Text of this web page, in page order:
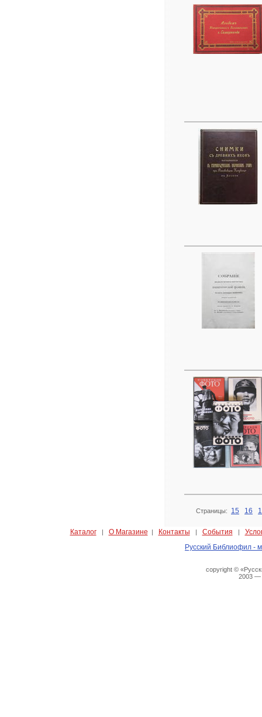
Страницы: 15 16
Каталог| О Магазине | Контакты | События |
Русский Библиофил -
copyright ©
2003 —